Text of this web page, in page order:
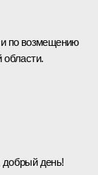
по возмещению
области.
день!